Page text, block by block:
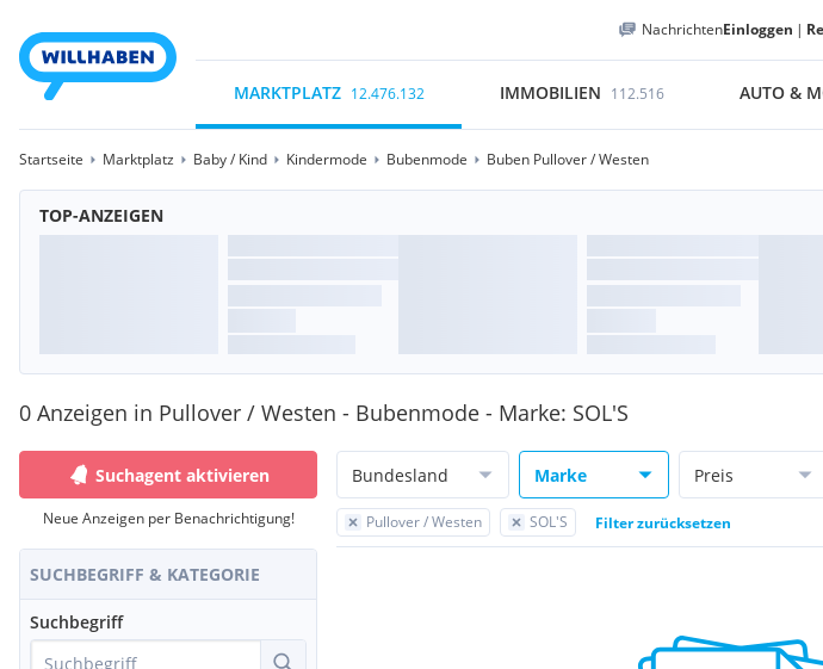
NachrichtenEinloggen |
MARKTPLATZ 12.476.132 IMMOBILIEN 112.516 AUTO &
Startseite Marktplatz Baby / Kind Kindermode Bubenmode Buben Pullover / Westen
TOP-ANZEIGEN
0 Anzeigen in Pullover / Westen - Bubenmode - Marke: SOL'S
Suchagent aktivieren
Neue Anzeigen per Benachrichtigung!
SUCHBEGRIFF & KATEGORIE
Suchbegriff
Bundesland Marke Preis
Pullover / Westen SOL'S Filter zurücksetzen